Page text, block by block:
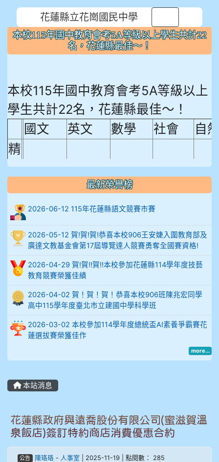
花蓮縣立花崗國民中學
本校115年國中教育會考5A等級以上學生共計22
名，花蓮縣最佳～！
本校115年國中教育會考5A等級以上
學生共計22名，花蓮縣最佳～！
國文
英文 數學 社會
自
精
程
比
例
18.92%18.65%29.19%12.16%
906陳兆宏 5A10+ 作文5
912余 嘉 5A10+
914謝佩臻 5A10+
902蘇奕愷
905周沛蓉
905鄭瑀安
最新榮譽榜
2026-06-12 115年花蓮縣語文競賽市賽
2026-05-12 賀!賀!賀!恭喜本校906王安婕入圍教育部及
廣達文教基金會第17屆導覽達人競賽勇奪全國賽資格!
2026-04-29 賀!賀!!賀!!本校參加花蓮縣114學年度技藝
教育競賽榮獲佳績
2026-04-02 賀！賀！賀！恭喜本校906班陳兆宏同學
高中115學年度臺北市立建國中學科學班
2026-03-02 本校參加114學年度總統盃AI素養爭霸賽花
蓮選拔賽榮獲佳作
more...
本站消息
花蓮縣政府與遠喬股份有限公司(蜜滋賀溫
泉飯店)簽訂特約商店消費優惠合約
公告 陳珞珞- 人事室 | 2025-11-19 | 點閱數： 285